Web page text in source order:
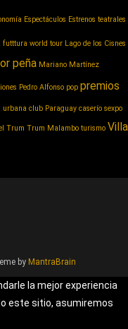
Espectáculos Estrenos teatrales
futttura world tour Lago de los Cisnes
peña Mariano Martínez
Pedro Alfonso pop premios
urbana club Paraguay caserío sexpo
Trum Trum Malambo turismo Villa
by MantraBrain
la mejor experiencia
este sitio, asumiremos